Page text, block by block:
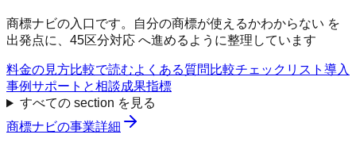
商標ナビの入口です。自分の商標が使えるかわからない を
出発点に、45区分対応 へ進めるように整理しています
料金の見方比較で読むよくある質問 比較チェックリスト 導入
事例サポートと相談成果指標
すべての section を見る
商標ナビの事業詳細